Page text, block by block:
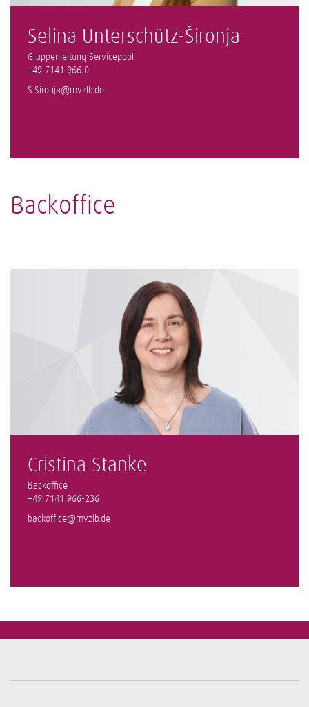
Selina Unterschütz-Šironja
Gruppenleitung Servicepool
+49 7141 966 0
S.Sironja@mvzlb.de
Backoffice
Cristina Stanke
Backoffice
+49 7141 966-236
backoffice@mvzlb.de